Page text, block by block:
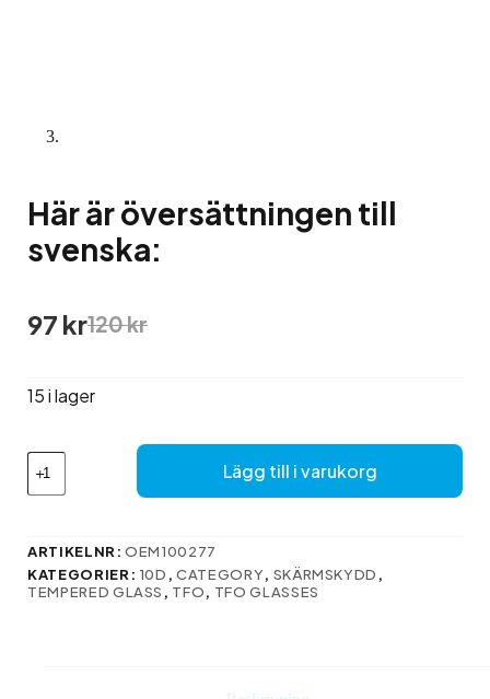
Här är översättningen till
svenska:
120kr
Det
ursprungliga
var:
97 krDet
nuvarande
är:
15 i lager
Här
är
översättningen
svenska:
Lägg till i varukorg
ARTIKELNR:OEM100277
KATEGORIER: 10D ,CATEGORY, SKÄRMSKYDD ,
TEMPERED GLASS , TFO, TFO GLASSES